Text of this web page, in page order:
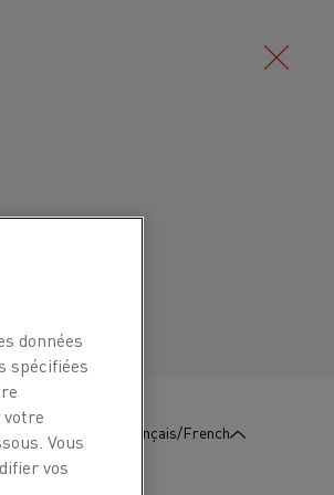
Français/French
unités de faible
être utilisés pour
de
données
spécifiées
Vous
vos